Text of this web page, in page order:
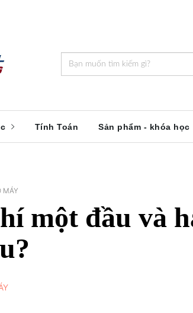
Tính Toán Sản phẩm - khóa học
MÁY
một đầu và